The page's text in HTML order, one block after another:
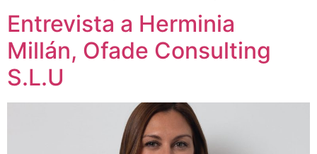
Entrevista a Herminia
Millán, Ofade Consulting
S.L.U